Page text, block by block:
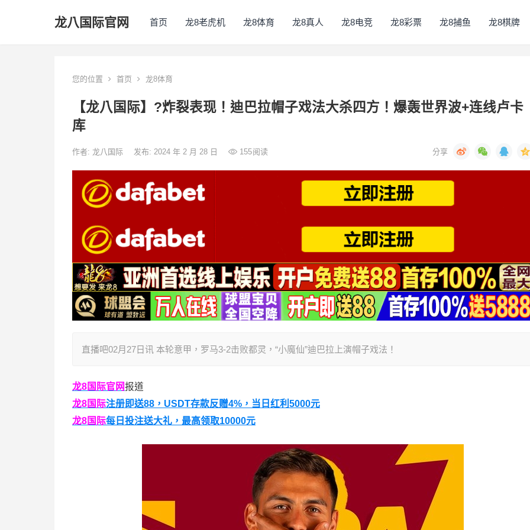
龙八国际官网 首页 龙8老虎机 龙8体育 龙8真人 龙8电竞 龙8彩票 龙8捕鱼 龙8棋牌
您的位置 首页 龙8体育
【龙八国际】?炸裂表现！迪巴拉帽子戏法大杀四方！爆轰世界波+连线卢卡
库
作者: 龙八国际 发布: 2024 年 2 月 28 日 155阅读
直播吧02月27日讯 本轮意甲，罗马3-2击败都灵，“小魔仙”迪巴拉上演帽子戏法！
龙8国际官网报道
龙8国际注册即送88， USDT存款反赠4%，当日红利5000元
龙8国际每日投注送大礼，最高领取10000元